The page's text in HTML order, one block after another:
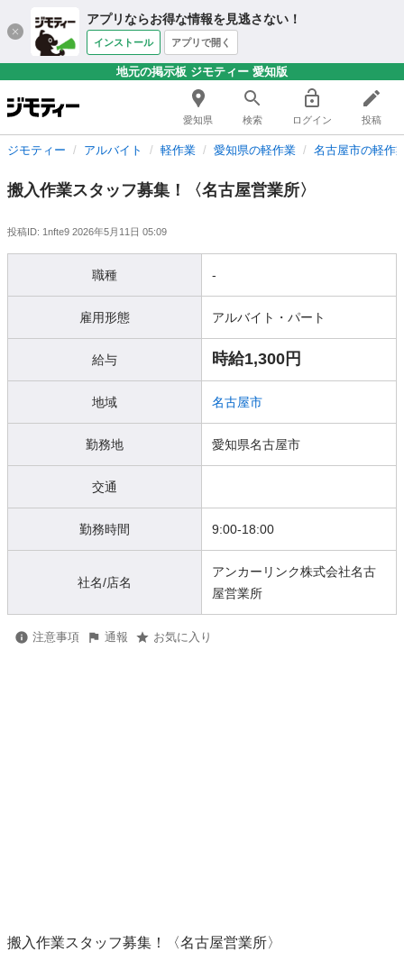
アプリならお得な情報を見逃さない！
インストール アプリで開く
地元の掲示板 ジモティー 愛知版
愛知県 検索 ログイン 投稿
ジモティー アルバイト 軽作業 愛知県の軽作業 名古屋市の軽作
搬入作業スタッフ募集！〈名古屋営業所〉
投稿ID: 1nfte9 2026年5月11日 05:09
職種 -
雇用形態 アルバイト・パート
給与 時給1,300円
地域 名古屋市
勤務地 愛知県名古屋市
交通
勤務時間 9:00-18:00
社名/店名
アンカーリンク株式会社名古
屋営業所
注意事項 通報 お気に入り
搬入作業スタッフ募集！〈名古屋営業所〉